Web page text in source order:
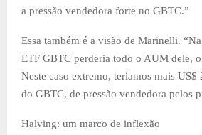
a pressão vendedora forte no GBTC.”
Essa também é a visão de Marinelli.
ETF GBTC perderia todo o AUM dele,
Neste caso extremo, teríamos mais US$
do GBTC, de pressão vendedora pelos
Halving: um marco de inflexão